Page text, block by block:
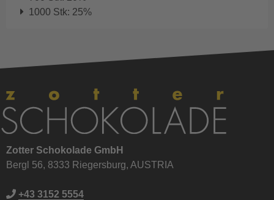
1000 Stk: 25%
Zotter Schokolade GmbH
Bergl 56, 8333 Riegersburg, AUSTRIA
+43 3152 5554